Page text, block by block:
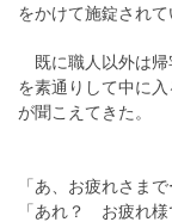
をかけて施錠されて
既に職人以外は帰
を素通りして中に
が聞こえてきた。
「あ、お疲れさまで
「あれ？ お疲れ様